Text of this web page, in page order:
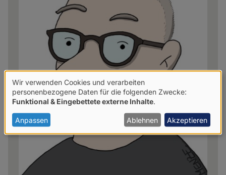
Verwendung
von
personenbezogenen
Daten
Cookies
Wir verwenden Cookies und verarbeiten
personenbezogene Daten für die folgenden Zwecke:
Funktional & Eingebettete externe Inhalte.
Anpassen Ablehnen Akzeptieren